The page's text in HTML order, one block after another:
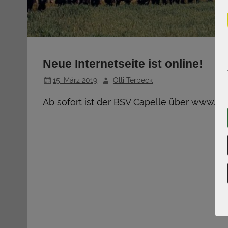
Neue Internetseite ist online!
15. März 2019 Olli Terbeck
Ab sofort ist der BSV Capelle über